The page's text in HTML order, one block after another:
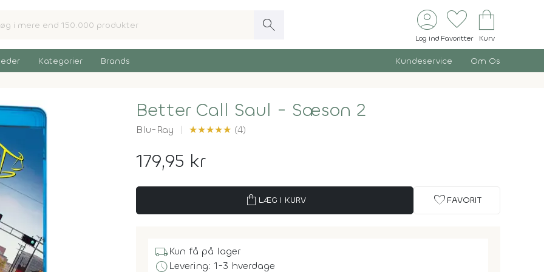
search account_circle
Log ind
favorite
Favoritter
shopping_bag
Kurv
Kategorier Brands Kundeservice Om Os
Better Call Saul - Sæson 2
Blu-Ray ★★★★★ (4)
179,95 kr
shopping_bag LÆG I KURV favorite FAVORIT
local_shippingKun få på lager
scheduleLevering: 1-3 hverdage